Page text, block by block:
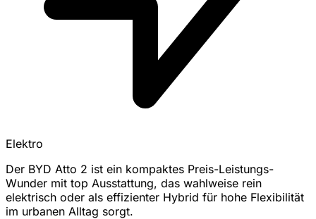
Elektro
Der BYD Atto 2 ist ein kompaktes Preis-Leistungs-
Wunder mit top Ausstattung, das wahlweise rein
elektrisch oder als effizienter Hybrid für hohe Flexibilität
im urbanen Alltag sorgt.